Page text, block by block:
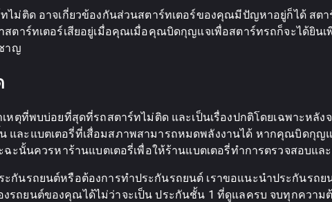
ไม่ติด อาจเกี่ยวข้องกันส่วนสตาร์ทเตอร์ของคุณมีปัญหาอยู่ก็ได้ สต
สตาร์ทเตอร์เสียอยู่เมื่อคุณเมื่อคุณบิดกุญแจเพื่อสตาร์ทรถก็จะได้ยิ
าญ
เหตุที่พบบ่อยที่สุดที่รถสตาร์ทไม่ติด และเป็นเรื่องปกติโดยเฉพาะห
ละแบตเตอรี่ที่เสื่อมสภาพสามารถหมดพลังงานได้ หากคุณบิดกุญแ
ฉะนั้นควรหาร้านแบตเตอรี่เพื่อให้ร้านแบตเตอรี่ทำการตรวจสอบแล
ะกันรถยนต์หรือต้องการทำประกันรถยนต์ เราขอแนะนำประกันรถ
รถยนต์ของคุณได้ไม่ว่าจะเป็น ประกันชั้น 1 ที่ดูแลครบ จบทุกความ